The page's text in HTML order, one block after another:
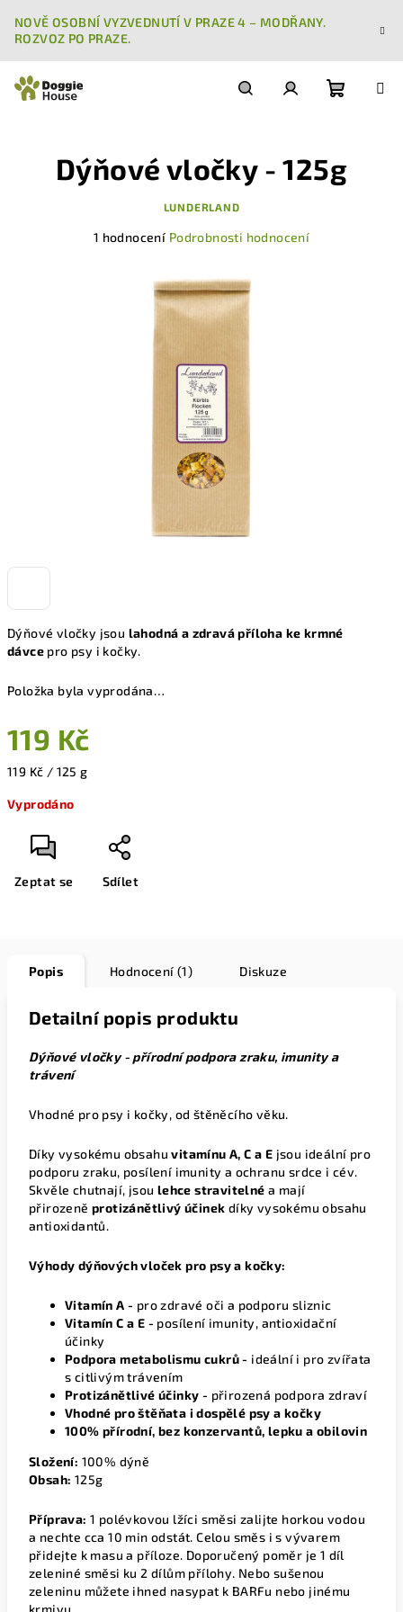
obsah
NOVĚ OSOBNÍ VYZVEDNUTÍ V PRAZE 4 – MODŘANY.
ROZVOZ PO PRAZE.
košík
Dýňové vločky jsou lahodná a zdravá příloha ke krmné
dávce pro psy i kočky.
Položka byla vyprodána…
119 Kč
Měrná
119 Kč / 125 g
Vyprodáno
Zeptat se Sdílet
Dýňové vločky - 125g
LUNDERLAND
1 hodnocení Podrobnosti hodnocení
Popis Hodnocení (1) Diskuze
Detailní popis produktu
Dýňové vločky - přírodní podpora zraku, imunity a
trávení
Vhodné pro psy i kočky, od štěněcího věku.
Díky vysokému obsahuvitamínu A, C a E jsou ideální pro
podporu zraku, posílení imunity a ochranu srdce i cév.
Skvěle chutnají, jsou lehce stravitelnéa mají
přirozeněprotizánětlivý účinek díky vysokému obsahu
antioxidantů.
Výhody dýňových vloček pro psy a kočky:
Vitamín A - pro zdravé oči a podporu sliznic
Vitamín C a E - posílení imunity, antioxidační
účinky
Podpora metabolismu cukrů - ideální i pro zvířata
s citlivým trávením
Protizánětlivé účinky - přirozená podpora zdraví
Vhodné pro štěňata i dospělé psy a kočky
100% přírodní, bez konzervantů, lepku a obilovin
Složení: 100% dýně
Obsah: 125g
Příprava: 1 polévkovou lžíci směsi zalijte horkou vodou
a nechte cca 10 min odstát. Celou směs i s vývarem
přidejte k masu a příloze. Doporučený poměr je 1 díl
zeleniné směsi ku 2 dílům přílohy. Nebo sušenou
zeleninu můžete ihned nasypat k BARFu nebo jinému
krmivu.